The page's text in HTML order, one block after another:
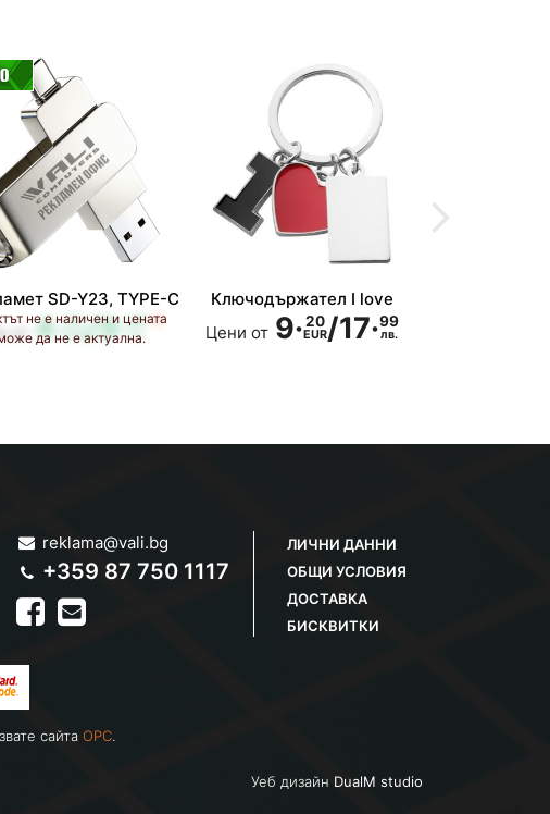
SD-Y23, TYPE-C
от 4·91
EUR/9·60
лв.
не е наличен и цената
да не е актуална.
Ключодържател I love
Цени от 9·20
EUR/17·99
лв.
reklama@vali.bg
+359 87 750 1117
ЛИЧНИ ДАННИ
ОБЩИ УСЛОВИЯ
ДОСТАВКА
БИСКВИТКИ
сайта OPC.
Уеб дизайн DualM studio